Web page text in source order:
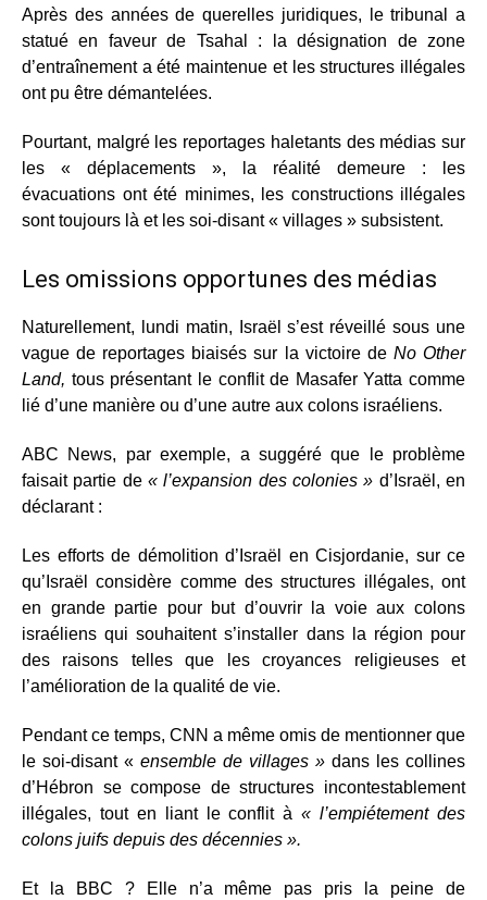
Après des années de querelles juridiques, le tribunal a
statué en faveur de Tsahal : la désignation de zone
d’entraînement a été maintenue et les structures illégales
ont pu être démantelées.
Pourtant, malgré les reportages haletants des médias sur
les « déplacements », la réalité demeure : les
évacuations ont été minimes, les constructions illégales
sont toujours là et les soi-disant « villages » subsistent.
Les omissions opportunes des médias
Naturellement, lundi matin, Israël s’est réveillé sous une
vague de reportages biaisés sur la victoire de No Other
Land, tous présentant le conflit de Masafer Yatta comme
lié d’une manière ou d’une autre aux colons israéliens.
ABC News, par exemple, a suggéré que le problème
faisait partie de « l’expansion des colonies » d’Israël, en
déclarant :
Les efforts de démolition d’Israël en Cisjordanie, sur ce
qu’Israël considère comme des structures illégales, ont
en grande partie pour but d’ouvrir la voie aux colons
israéliens qui souhaitent s’installer dans la région pour
des raisons telles que les croyances religieuses et
l’amélioration de la qualité de vie.
Pendant ce temps, CNN a même omis de mentionner que
le soi-disant « ensemble de villages » dans les collines
d’Hébron se compose de structures incontestablement
illégales, tout en liant le conflit à« l’empiétement des
colons juifs depuis des décennies ».
Et la BBC ? Elle n’a même pas pris la peine de